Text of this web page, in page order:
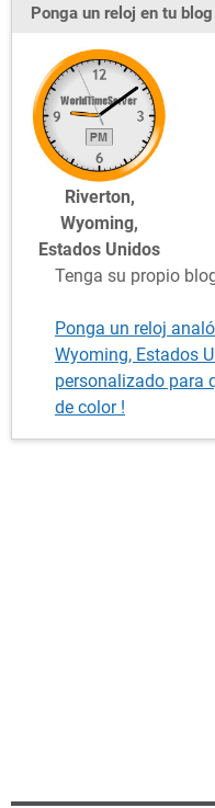
Ponga un reloj en tu
Riverton,
Wyoming,
Estados Unidos
Tenga su propio
Ponga un reloj
Wyoming, Estados
personalizado para
de color !